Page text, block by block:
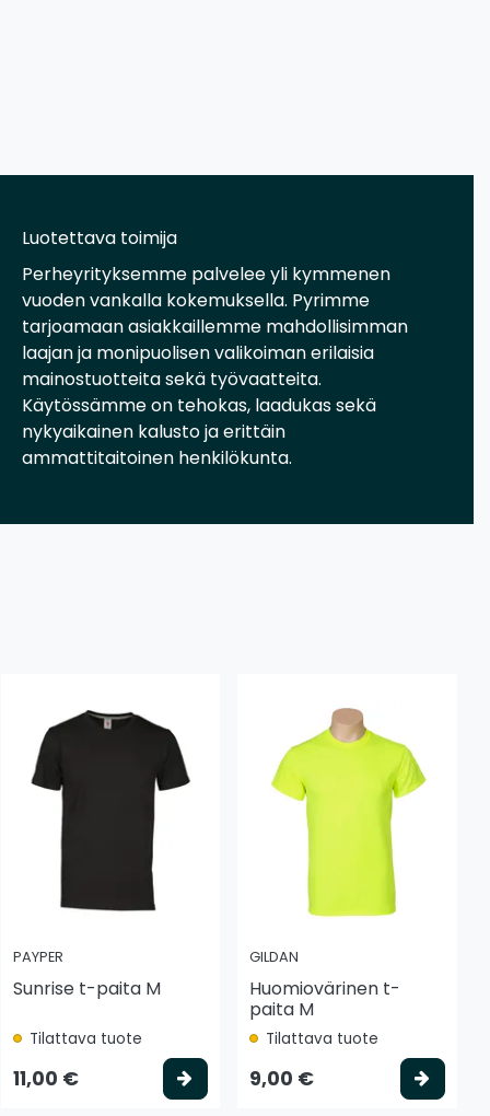
Luotettava toimija
Perheyrityksemme palvelee yli kymmenen
vuoden vankalla kokemuksella. Pyrimme
tarjoamaan asiakkaillemme mahdollisimman
laajan ja monipuolisen valikoiman erilaisia
mainostuotteita sekä työvaatteita.
Käytössämme on tehokas, laadukas sekä
nykyaikainen kalusto ja erittäin
ammattitaitoinen henkilökunta.
vaihtoehto
PAYPER
Sunrise t-paita M
Tilattava tuote
11,00 € Valitse vaihtoehto
GILDAN
Huomiovärinen t-
paita M
Tilattava tuote
9,00 €